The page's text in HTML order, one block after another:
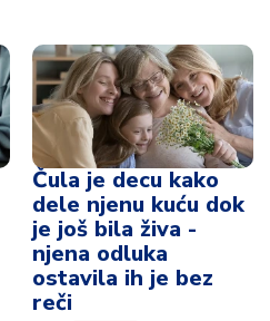
Čula je decu kako
dele njenu kuću dok
je još bila živa -
njena odluka
ostavila ih je bez
reči